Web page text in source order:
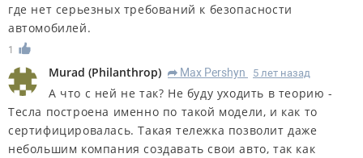
где нет серьезных требований к безопасности
автомобилей.
1
Murad (Philanthrop) R Max Pershyn 5 лет назад
А что с ней не так? Не буду уходить в теорию -
Тесла построена именно по такой модели, и как то
сертифицировалась. Такая тележка позволит даже
небольшим компания создавать свои авто, так как